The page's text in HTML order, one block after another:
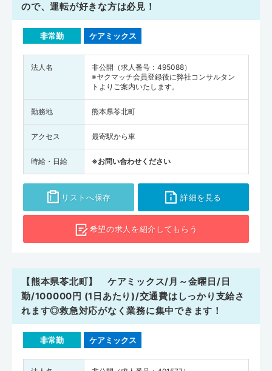
ので、運転が好きな方は必見！
非常勤 ケアミックス
法人名
非公開（求人番号：495088）
※ヤクマッチ会員登録後に弊社コンサルタン
トよりご案内いたします。
勤務地 熊本県苓北町
アクセス 最寄駅から車
時給・日給 ※お問い合わせください
リストへ保存 詳細を見る
希望の求人を紹介してもらう
【熊本県苓北町】 ケアミックス/月～金曜日/日
勤/100000円 (1日あたり)/交通費はしっかり支給さ
れます◎救急対応がなく業務に集中できます！
非常勤 ケアミックス